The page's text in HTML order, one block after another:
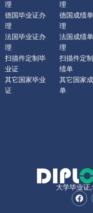
理
德国毕业证办
理
法国毕业证办
理
扫描件定制毕
业证
其它国家毕业
证
理
德国成绩
理
法国成绩
理
扫描件定
绩单
其它国家
单
大学毕业证
F
a